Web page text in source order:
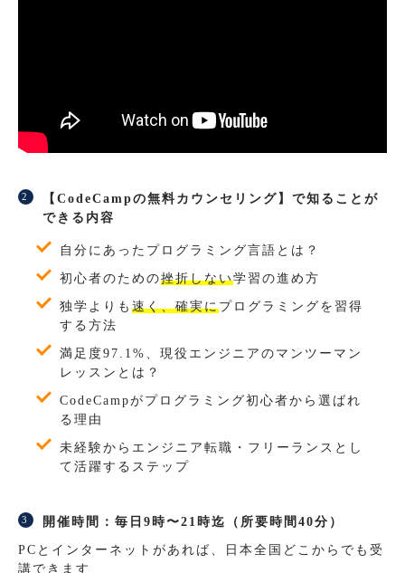
【CodeCampの無料カウンセリング】で知ることが
できる内容
自分にあったプログラミング言語とは？
初心者のための挫折しない学習の進め方
独学よりも 速く、確実にプログラミングを習得
する方法
満足度97.1%、現役エンジニアのマンツーマン
レッスンとは？
CodeCampがプログラミング初心者から選ばれ
る理由
未経験からエンジニア転職・フリーランスとし
て活躍するステップ
開催時間：毎日9時〜21時迄（所要時間40分）
PCとインターネットがあれば、日本全国どこからでも受
講できます